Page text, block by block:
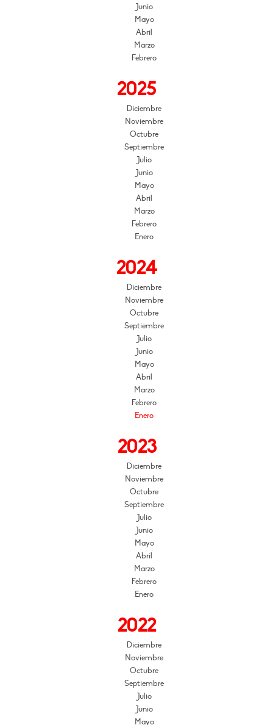
Junio
Mayo
Abril
Marzo
Febrero
2025
Diciembre
Noviembre
Octubre
Septiembre
Julio
Junio
Mayo
Abril
Marzo
Febrero
Enero
2024
Diciembre
Noviembre
Octubre
Septiembre
Julio
Junio
Mayo
Abril
Marzo
Febrero
Enero
2023
Diciembre
Noviembre
Octubre
Septiembre
Julio
Junio
Mayo
Abril
Marzo
Febrero
Enero
2022
Diciembre
Noviembre
Octubre
Septiembre
Julio
Junio
Mayo